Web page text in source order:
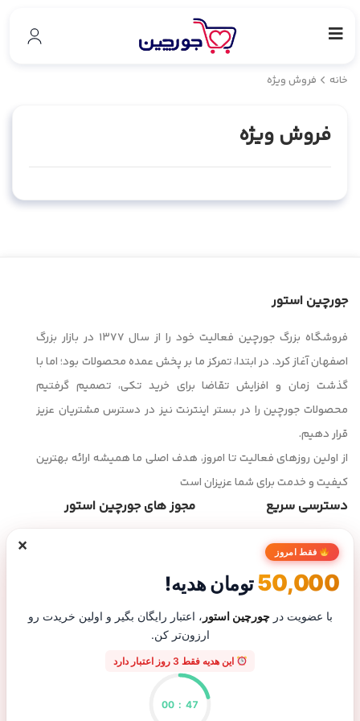
خانه فروش ویژه
فروش ویژه
جورچین استور
فروشگاه بزرگ جورچین فعالیت خود را از سال ۱۳۷۷ در بازار بزرگ
اصفهان آغاز کرد. در ابتدا، تمرکز ما بر پخش عمده محصولات بود؛ اما با
گذشت زمان و افزایش تقاضا برای خرید تکی، تصمیم گرفتیم
محصولات جورچین را در بستر اینترنت نیز در دسترس مشتریان عزیز
قرار دهیم.
از اولین روزهای فعالیت تا امروز، هدف اصلی ما همیشه ارائه بهترین
کیفیت و خدمت برای شما عزیزان است
دسترسی سریع
صفحه اصلی
فروشگاه
تماس با ما
درباره ما
مجوز های جورچین استور
× فقط امروز
50,000تومان هدیه!
با عضویت درچورچین استور ، اعتبار رایگان بگیر و اولین خریدت رو
ارزون‌تر کن.
این هدیه فقط 3 روز اعتبار دارد
47
:
00